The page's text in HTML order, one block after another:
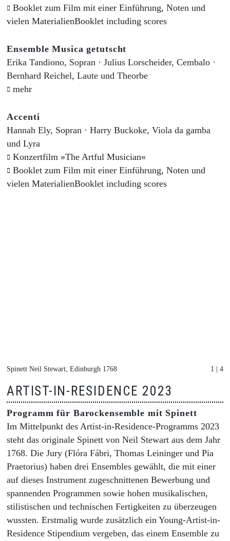
Booklet zum Film mit einer Einführung, Noten und
vielen MaterialienBooklet including scores
Ensemble Musica getutscht
Erika Tandiono, Sopran · Julius Lorscheider, Cembalo ·
Bernhard Reichel, Laute und Theorbe
mehr
Accenti
Hannah Ely, Sopran · Harry Buckoke, Viola da gamba
und Lyra
Konzertfilm »The Artful Musician«
Booklet zum Film mit einer Einführung, Noten und
vielen MaterialienBooklet including scores
Spinett Neil Stewart, Edinburgh 1768 1 | 4
ARTIST-IN-RESIDENCE 2023
Programm für Barockensemble mit Spinett
Im Mittelpunkt des Artist-in-Residence-Programms 2023
steht das originale Spinett von Neil Stewart aus dem Jahr
1768. Die Jury (Flóra Fábri, Thomas Leininger und Pia
Praetorius) haben drei Ensembles gewählt, die mit einer
auf dieses Instrument zugeschnittenen Bewerbung und
spannenden Programmen sowie hohen musikalischen,
stilistischen und technischen Fertigkeiten zu überzeugen
wussten. Erstmalig wurde zusätzlich ein Young-Artist-in-
Residence Stipendium vergeben, das einem Ensemble zu